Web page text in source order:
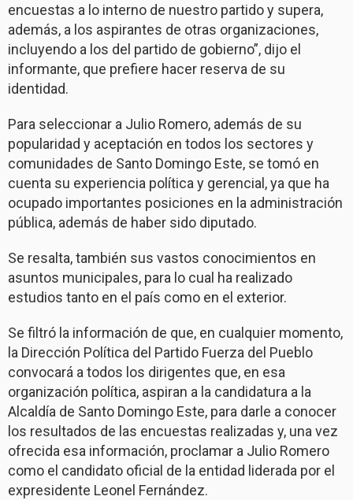
encuestas a lo interno de nuestro partido y supera,
además, a los aspirantes de otras organizaciones,
incluyendo a los del partido de gobierno”, dijo el
informante, que prefiere hacer reserva de su
identidad.
Para seleccionar a Julio Romero, además de su
popularidad y aceptación en todos los sectores y
comunidades de Santo Domingo Este, se tomó en
cuenta su experiencia política y gerencial, ya que ha
ocupado importantes posiciones en la administración
pública, además de haber sido diputado.
Se resalta, también sus vastos conocimientos en
asuntos municipales, para lo cual ha realizado
estudios tanto en el país como en el exterior.
Se filtró la información de que, en cualquier momento,
la Dirección Política del Partido Fuerza del Pueblo
convocará a todos los dirigentes que, en esa
organización política, aspiran a la candidatura a la
Alcaldía de Santo Domingo Este, para darle a conocer
los resultados de las encuestas realizadas y, una vez
ofrecida esa información, proclamar a Julio Romero
como el candidato oficial de la entidad liderada por el
expresidente Leonel Fernández.